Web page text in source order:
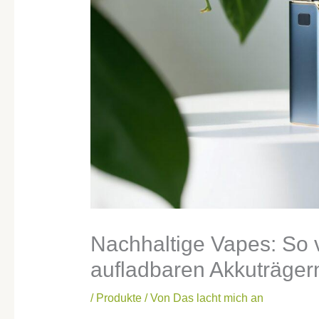
Nachhaltige Vapes: So
aufladbaren
/ Produkte/ Von Das lacht mich an